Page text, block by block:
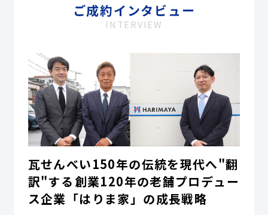
ご成約インタビュー
INTERVIEW
瓦せんべい150年の伝統を現代へ"翻
訳"する――創業120年の老舗プロデュー
ス企業「はりま家」の成長戦略